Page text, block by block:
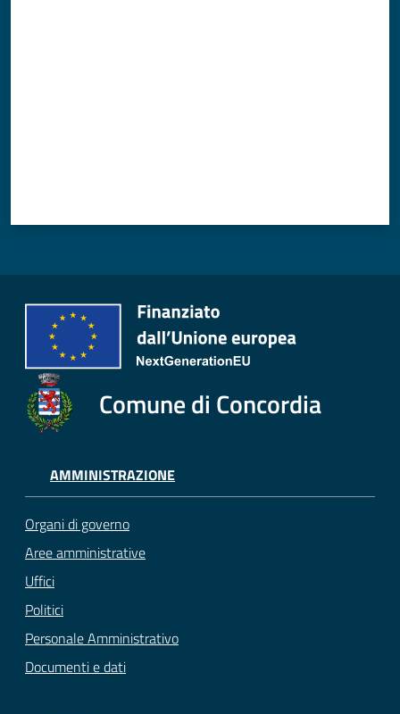
Comune di Concordia
AMMINISTRAZIONE
Organi di governo
Aree amministrative
Uffici
Politici
Personale Amministrativo
Documenti e dati